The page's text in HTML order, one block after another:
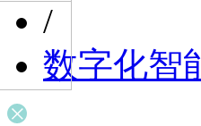
/
数字化智